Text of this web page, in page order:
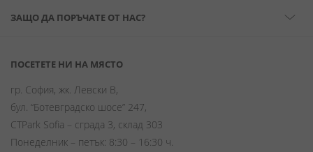
ЗАЩО ДА ПОРЪЧАТЕ ОТ НАС?
ПОСЕТЕТЕ НИ НА МЯСТО
гр. София, жк. Левски В,
бул. “Ботевградско шосе” 247,
CTPark Sofia – сграда 3, склад 303
Понеделник – петък: 8:30 – 16:30 ч.